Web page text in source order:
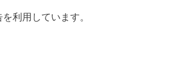
利用しています。